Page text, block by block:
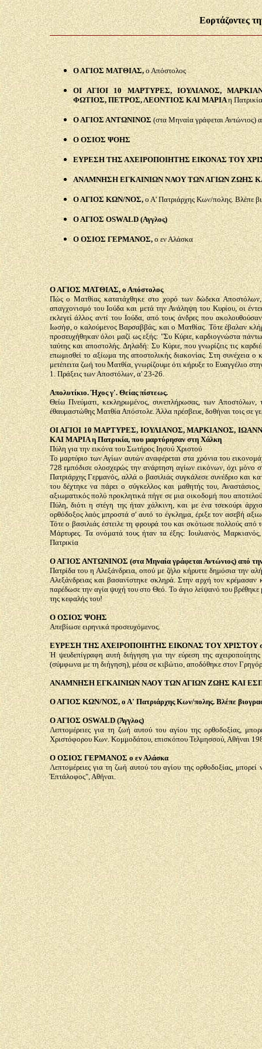
Εορτάζοντες
Ο ΑΓΙΟΣ ΜΑΤΘΙΑΣ,ο Απόστολος
ΟΙ ΑΓΙΟΙ 10 ΜΑΡΤΥΡΕΣ, ΙΟΥΛΙΑΝΟΣ,
ΦΩΤΙΟΣ, ΠΕΤΡΟΣ, ΛΕΟΝΤΙΟΣ ΚΑΙ ΜΑΡΙΑη
Ο ΑΓΙΟΣ ΑΝΤΩΝΙΝΟΣ(στα Μηναία γράφεται Αντώνιος)
Ο ΟΣΙΟΣ ΨΟΗΣ
ΕΥΡΕΣΗ ΤΗΣ ΑΧΕΙΡΟΠΟΙΗΤΗΣ ΕΙΚΟΝΑΣ ΤΟΥ
ΑΝΑΜΝΗΣΗ ΕΓΚΑΙΝΙΩΝ ΝΑΟΥ ΤΩΝ ΑΓΙΩΝ ΖΩΗΣ
Ο ΑΓΙΟΣ ΚΩΝ/ΝΟΣ,ο Α' Πατριάρχης Κων/πολης. Βλέπε
Ο ΑΓΙΟΣ OSWALD (Αγγλος)
Ο ΟΣΙΟΣ ΓΕΡΜΑΝΟΣ,ο εν Αλάσκα
Ο ΑΓΙΟΣ ΜΑΤΘΙΑΣ, ο Απόστολος
Πώς ο Ματθίας κατατάχθηκε στο χορό των δώδεκα
απαγχονισμό του Ιούδα και μετά την Ανάληψη του Κυρίου, οι
εκλεγεί άλλος αντί του Ιούδα, από τους άνδρες που
Ιωσήφ, ο καλούμενος Βαρσαββάς, και ο Ματθίας. Τότε έβαλαν
προσευχήθηκαν όλοι μαζί ως εξής: "Συ Κύριε, καρδιογνώστα
ταύτης και αποστολής. Δηλαδή: Συ Κύριε, που γνωρίζεις τις
επωμισθεί το αξίωμα της αποστολικής διακονίας. Στη συνέχεια
μετέπειτα ζωή του Ματθία, γνωρίζουμε ότι κήρυξε το Ευαγγέλιο
1. Πράξεις των Αποστόλων, α' 23-26.
Απολυτίκιο. Ήχος γ'. Θείας πίστεως.
Θείω Πνεύματι, κεκληρωμένος, συνεπλήρωσας, των
έθαυμαστώθης Ματθία Απόστολε. Άλλα πρέσβευε, δοθήναι τοις σε
ΟΙ ΑΓΙΟΙ 10 ΜΑΡΤΥΡΕΣ, ΙΟΥΛΙΑΝΟΣ, ΜΑΡΚΙΑΝΟΣ,
ΚΑΙ ΜΑΡΙΑ η Πατρικία, που μαρτύρησαν στη Χάλκη
Πύλη για την εικόνα του Σωτήρος Ιησού Χριστού
Το μαρτύριο των Αγίων αυτών αναφέρεται στα χρόνια του
728 εμπόδισε ολοσχερώς την ανάρτηση αγίων εικόνων, όχι μόνο
Πατριάρχης Γερμανός, αλλά ο βασιλιάς συγκάλεσε συνέδριο και
του δέχτηκε να πάρει ο σύγκελλος και μαθητής του,
αξιωματικός πολύ προκλητικά πήγε σε μια οικοδομή που
Πύλη, διότι η στέγη της ήταν χάλκινη, και με ένα τσεκούρι
ορθόδοξος λαός μπροστά σ' αυτό το έγκλημα, έριξε τον ασεβή
Τότε ο βασιλιάς έστειλε τη φρουρά του και σκότωσε πολλούς
Μάρτυρες. Τα ονόματά τους ήταν τα έξης: Ιουλιανός,
Πατρικία
Ο ΑΓΙΟΣ ΑΝΤΩΝΙΝΟΣ (στα Μηναία γράφεται Αντώνιος) από την
Πατρίδα του η Αλεξάνδρεια, οπού με ζήλο κήρυττε δημόσια την
Αλεξάνδρειας και βασανίστηκε σκληρά. Στην αρχή τον κρέμασαν
παρέδωσε την αγία ψυχή του στο Θεό. Το άγιο λείψανό του
της κεφαλής του!
Ο ΟΣΙΟΣ ΨΟΗΣ
Απεβίωσε ειρηνικά προσευχόμενος.
ΕΥΡΕΣΗ ΤΗΣ ΑΧΕΙΡΟΠΟΙΗΤΗΣ ΕΙΚΟΝΑΣ ΤΟΥ ΧΡΙΣΤΟΥ
Ή ψευδεπίγραφη αυτή διήγηση για την εύρεση της
(σύμφωνα με τη διήγηση), μέσα σε κιβώτιο, αποδόθηκε στον
ΑΝΑΜΝΗΣΗ ΕΓΚΑΙΝΙΩΝ ΝΑΟΥ ΤΩΝ ΑΓΙΩΝ ΖΩΗΣ ΚΑΙ
Ο ΑΓΙΟΣ ΚΩΝ/ΝΟΣ, ο Α' Πατριάρχης Κων/πολης. Βλέπε
Ο ΑΓΙΟΣ OSWALD (Άγγλος)
Λεπτομέρειες για τη ζωή αυτού του αγίου της ορθοδοξίας,
Χριστόφορου Κων. Κομμοδάτου, επισκόπου Τελμησσού, Αθήναι
Ο ΟΣΙΟΣ ΓΕΡΜΑΝΟΣ ο εν Αλάσκα
Λεπτομέρειες για τη ζωή αυτού του αγίου της ορθοδοξίας,
Έπτάλοφος", Αθήναι.